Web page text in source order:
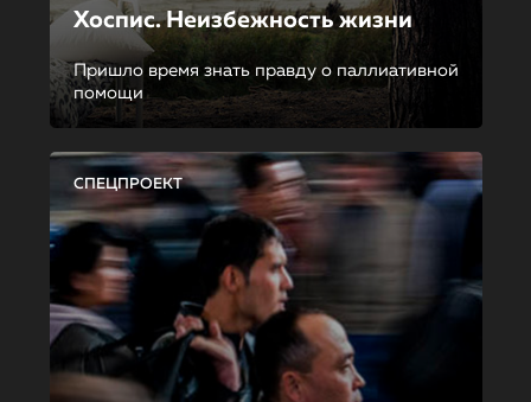
Хоспис. Неизбежность жизни
Пришло время знать правду о паллиативной
помощи
СПЕЦПРОЕКТ